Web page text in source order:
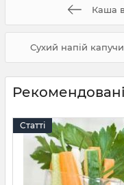
Каша
Сухий напій
Рекомендовані
Статті